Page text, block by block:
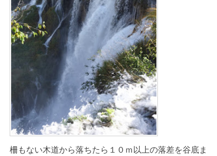
柵もない木道から落ちたら１０ｍ以上の落差を谷底ま